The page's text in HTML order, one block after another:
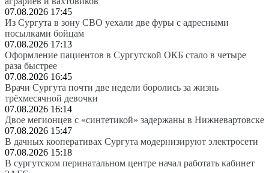
07.08.2026 17:45
Из Сургута в зону СВО уехали две фуры с адресными
посылками бойцам
07.08.2026 17:13
Оформление пациентов в Сургутской ОКБ стало в четыре
раза быстрее
07.08.2026 16:45
Врачи Сургута почти две недели боролись за жизнь
трёхмесячной девочки
07.08.2026 16:14
Двое мегионцев с «синтетикой» задержаны в Нижневартовске
07.08.2026 15:47
В дачных кооперативах Сургута модернизируют электросети
07.08.2026 15:18
В сургутском перинатальном центре начал работать кабинет